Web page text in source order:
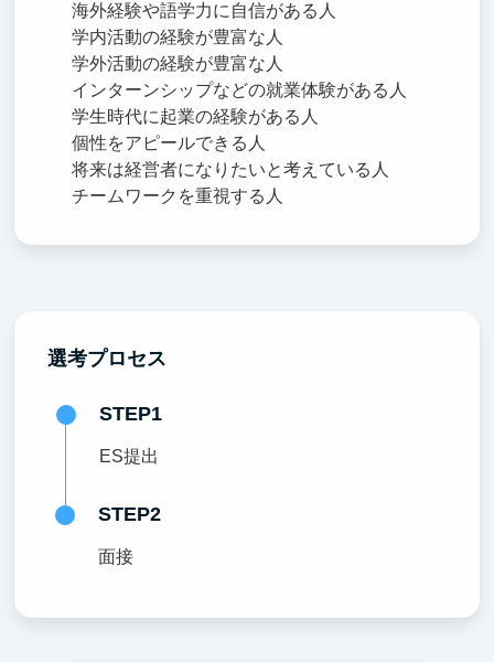
海外経験や語学力に自信がある人
学内活動の経験が豊富な人
学外活動の経験が豊富な人
インターンシップなどの就業体験がある人
学生時代に起業の経験がある人
個性をアピールできる人
将来は経営者になりたいと考えている人
チームワークを重視する人
選考プロセス
STEP1
ES提出
STEP2
面接